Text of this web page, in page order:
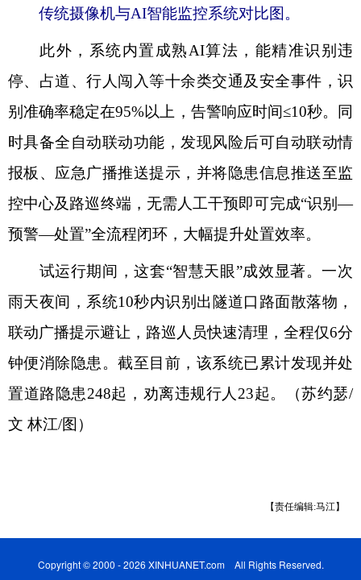
传统摄像机与AI智能监控系统对比图。
此外，系统内置成熟AI算法，能精准识别违
停、占道、行人闯入等十余类交通及安全事件，识
别准确率稳定在95%以上，告警响应时间≤10秒。同
时具备全自动联动功能，发现风险后可自动联动情
报板、应急广播推送提示，并将隐患信息推送至监
控中心及路巡终端，无需人工干预即可完成“识别—
预警—处置”全流程闭环，大幅提升处置效率。
试运行期间，这套“智慧天眼”成效显著。一次
雨天夜间，系统10秒内识别出隧道口路面散落物，
联动广播提示避让，路巡人员快速清理，全程仅6分
钟便消除隐患。截至目前，该系统已累计发现并处
置道路隐患248起，劝离违规行人23起。（苏约瑟/
文 林江/图）
【责任编辑:马江】
Copyright © 2000 - 2026 XINHUANET.com All Rights Reserved.